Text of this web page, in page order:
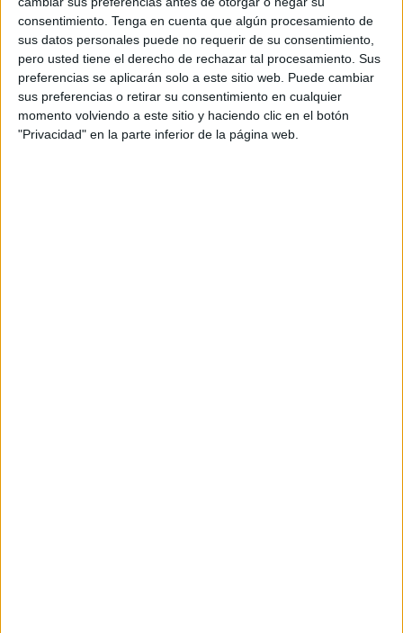
consentimiento. Tenga en cuenta que algún procesamiento de
sus datos personales puede no requerir de su consentimiento,
pero usted tiene el derecho de rechazar tal procesamiento. Sus
preferencias se aplicarán solo a este sitio web. Puede cambiar
sus preferencias o retirar su consentimiento en cualquier
momento volviendo a este sitio y haciendo clic en el botón
"Privacidad" en la parte inferior de la página web.
cualquier excusa. “Es el grupo más difícil de los últimos
4 o 5 años”, añade.
Gran comienzo de temporada
Un grupo muy difícil que empezó para elSportingde la
mejor manera posible. Cuando en septiembre e